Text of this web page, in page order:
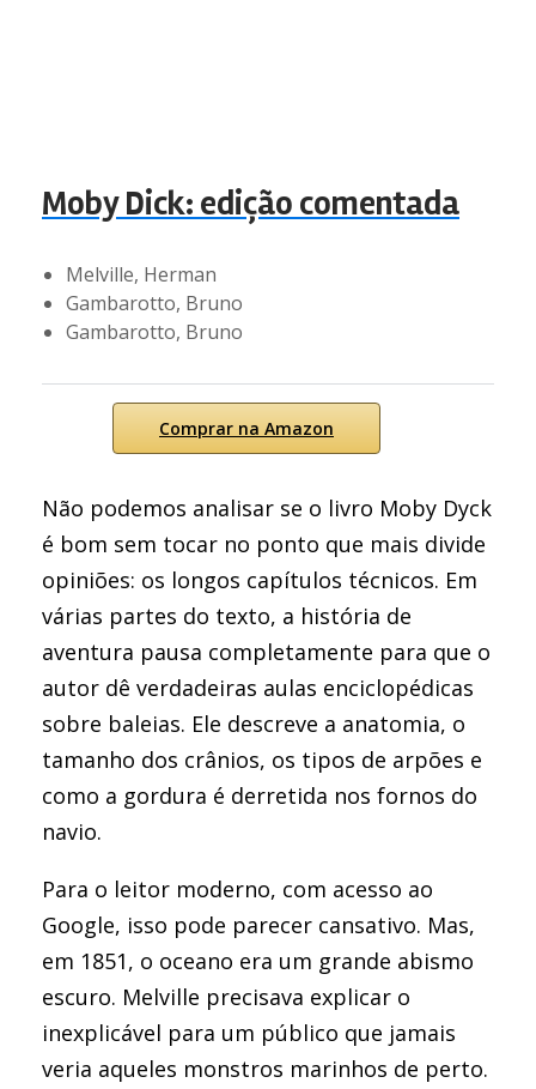
Moby Dick: edição comentada
Melville, Herman
Gambarotto, Bruno
Gambarotto, Bruno
Comprar na Amazon
Não podemos analisar se o livro Moby Dyck
é bom sem tocar no ponto que mais divide
opiniões: os longos capítulos técnicos. Em
várias partes do texto, a história de
aventura pausa completamente para que o
autor dê verdadeiras aulas enciclopédicas
sobre baleias. Ele descreve a anatomia, o
tamanho dos crânios, os tipos de arpões e
como a gordura é derretida nos fornos do
navio.
Para o leitor moderno, com acesso ao
Google, isso pode parecer cansativo. Mas,
em 1851, o oceano era um grande abismo
escuro. Melville precisava explicar o
inexplicável para um público que jamais
veria aqueles monstros marinhos de perto.